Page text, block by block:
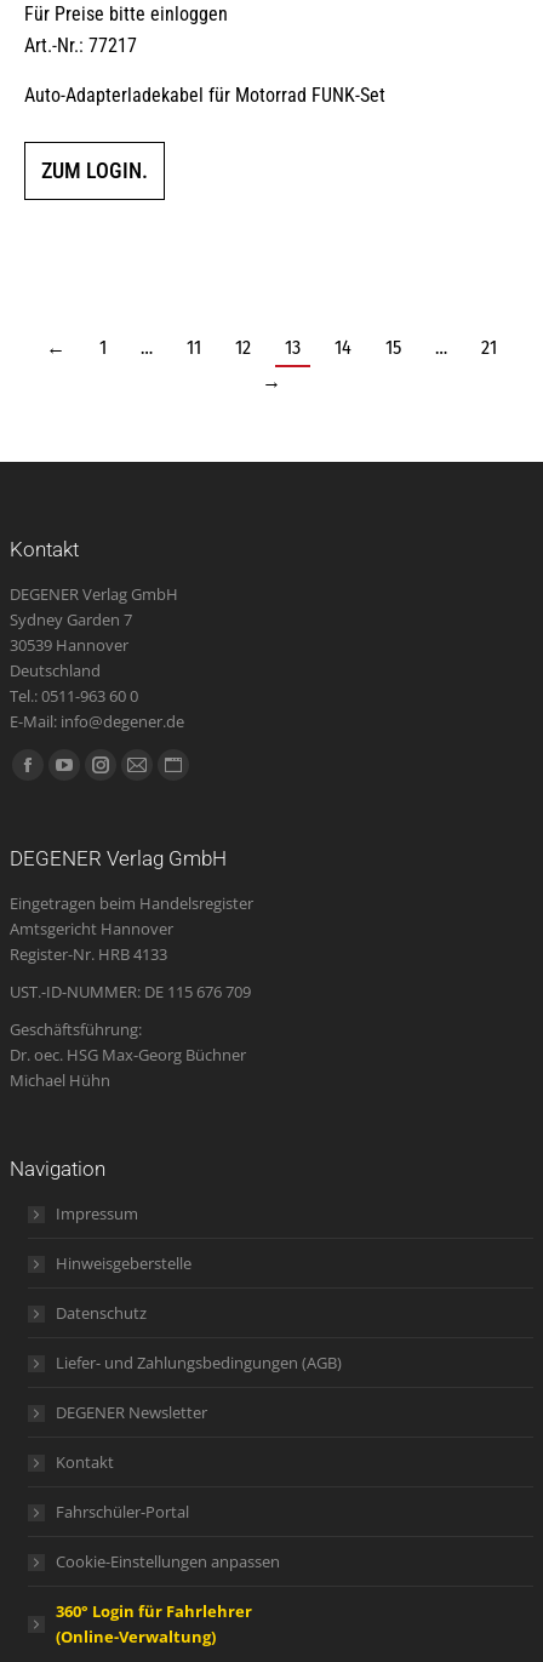
Für Preise bitte einloggen
Art.-Nr.: 77217
Auto-Adapterladekabel für Motorrad FUNK-Set
ZUM LOGIN.
← 1 … 11 12 13 14 15 …
21
→
Kontakt
DEGENER Verlag GmbH
Sydney Garden 7
30539 Hannover
Deutschland
Tel.: 0511-963 60 0
E-Mail: info@degener.de
Finden Sie uns auf:
Facebook
new
window
YouTube
new
window
Instagram
new
window
E-
opens
in
new
Website
new
DEGENER Verlag GmbH
Eingetragen beim Handelsregister
Amtsgericht Hannover
Register-Nr. HRB 4133
UST.-ID-NUMMER: DE 115 676 709
Geschäftsführung:
Dr. oec. HSG Max-Georg Büchner
Michael Hühn
Navigation
Impressum
Hinweisgeberstelle
Datenschutz
Liefer- und Zahlungsbedingungen (AGB)
DEGENER Newsletter
Kontakt
Fahrschüler-Portal
Cookie-Einstellungen anpassen
360° Login für Fahrlehrer
(Online-Verwaltung)